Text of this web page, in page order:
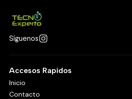
Síguenos
Accesos Rapidos
Inicio
Contacto